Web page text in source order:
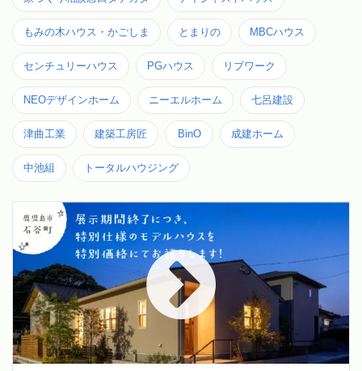
もみの木ハウス・かごしま とまりの MBCハウス
センチュリーハウス PGハウス リブワーク
NEOデザインホーム ニーエルホーム 七呂建設
津曲工業 建築工房匠 BinO 成建ホーム
中池組 トータルハウジング